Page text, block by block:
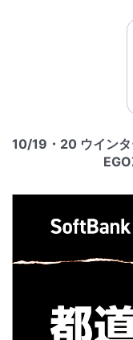
10/19・20 ウイン